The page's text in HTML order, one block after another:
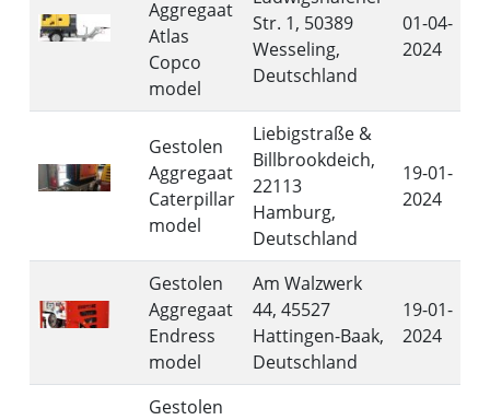
Aggregaat
Atlas
Copco
model
Str. 1, 50389
Wesseling,
Deutschland
01-04-
2024
Gestolen
Aggregaat
Caterpillar
model
Liebigstraße &
Billbrookdeich,
22113
Hamburg,
Deutschland
19-01-
2024
Gestolen
Aggregaat
Endress
model
Am Walzwerk
44, 45527
Hattingen-Baak,
Deutschland
19-01-
2024
Gestolen